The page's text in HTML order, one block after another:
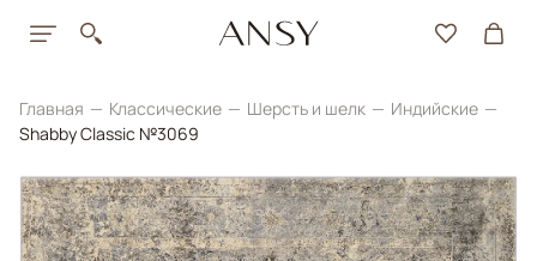
Главная Классические Шерсть и шелк
Индийские
Shabby Classic №3069